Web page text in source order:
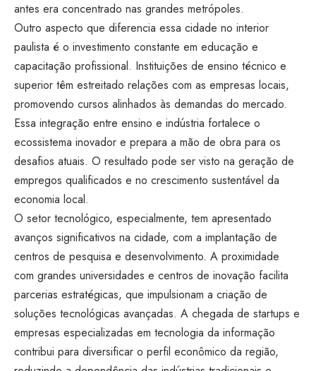
antes era concentrado nas grandes metrópoles.
Outro aspecto que diferencia essa cidade no interior
paulista é o investimento constante em educação e
capacitação profissional. Instituições de ensino técnico e
superior têm estreitado relações com as empresas locais,
promovendo cursos alinhados às demandas do mercado.
Essa integração entre ensino e indústria fortalece o
ecossistema inovador e prepara a mão de obra para os
desafios atuais. O resultado pode ser visto na geração de
empregos qualificados e no crescimento sustentável da
economia local.
O setor tecnológico, especialmente, tem apresentado
avanços significativos na cidade, com a implantação de
centros de pesquisa e desenvolvimento. A proximidade
com grandes universidades e centros de inovação facilita
parcerias estratégicas, que impulsionam a criação de
soluções tecnológicas avançadas. A chegada de startups e
empresas especializadas em tecnologia da informação
contribui para diversificar o perfil econômico da região,